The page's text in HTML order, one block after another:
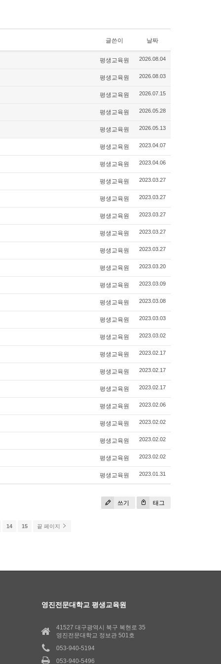
글쓴이 날짜
평생교육원 2026.08.04
평생교육원 2026.08.03
평생교육원 2026.07.15
평생교육원 2026.05.28
평생교육원 2026.05.13
평생교육원 2023.04.07
평생교육원 2023.04.06
평생교육원 2023.03.27
평생교육원 2023.03.27
평생교육원 2023.03.27
평생교육원 2023.03.27
평생교육원 2023.03.27
평생교육원 2023.03.20
평생교육원 2023.03.09
평생교육원 2023.03.08
평생교육원 2023.03.03
평생교육원 2023.03.02
평생교육원 2023.02.17
평생교육원 2023.02.17
평생교육원 2023.02.17
평생교육원 2023.02.06
평생교육원 2023.02.02
평생교육원 2023.02.02
평생교육원 2023.02.02
평생교육원 2023.01.31
쓰기 태그
14 15 끝 페이지
영진전문대학교 평생교육원
41527 대구광역시 북구 복현로 35
영진전문대학교 정보관 501호
053-940-5194
053-940-5496